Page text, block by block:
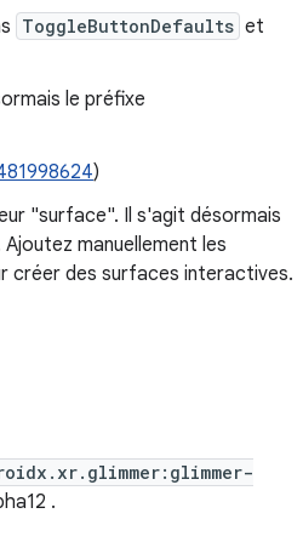
ToggleButtonDefaults et
le préfixe
)
"surface". Il s'agit désormais
manuellement les
créer des surfaces interactives.
.